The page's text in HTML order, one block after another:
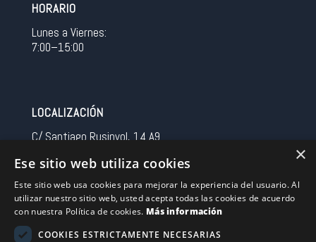
HORARIO
Lunes a Viernes:
7:00–15:00
LOCALIZACIÓN
C/ Santiago Rusinyol, 14 A9
Spain
CONTACTO
Tel 0034 93 713 37 30
×
Ese sitio web utiliza cookies
Este sitio web usa cookies para mejorar la experiencia del usuario. Al
utilizar nuestro sitio web, usted acepta todas las cookies de acuerdo
con nuestra Política de cookies. Más información
COOKIES ESTRICTAMENTE NECESARIAS